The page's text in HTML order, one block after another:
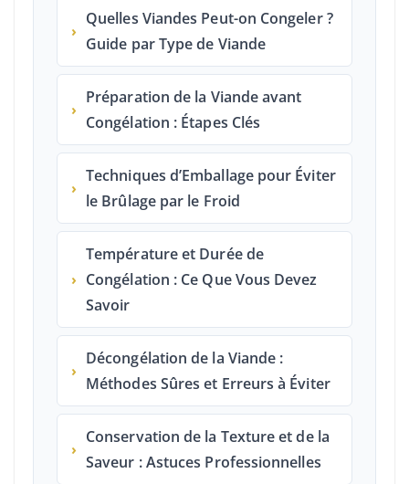
›
Quelles Viandes Peut-on Congeler ?
Guide par Type de Viande
›
Préparation de la Viande avant
Congélation : Étapes Clés
›
Techniques d’Emballage pour Éviter
le Brûlage par le Froid
›
Température et Durée de
Congélation : Ce Que Vous Devez
Savoir
›
Décongélation de la Viande :
Méthodes Sûres et Erreurs à Éviter
›
Conservation de la Texture et de la
Saveur : Astuces Professionnelles